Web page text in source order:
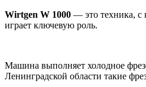
Wirtgen W 1000 — это техника, с
играет ключевую роль.
Машина выполняет холодное
Ленинградской области такие